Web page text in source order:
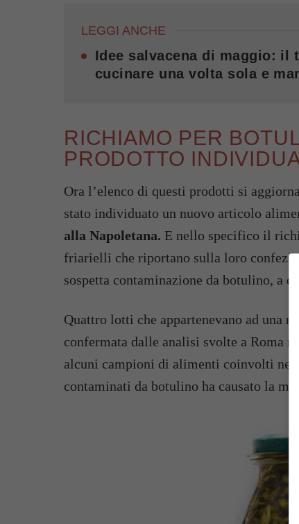
LEGGI ANCHE
Idee salvacena di maggio: il
cucinare una volta sola e
RICHIAMO PER
PRODOTTO
Ora l’elenco di questi prodotti si
stato individuato un nuovo articolo
alla Napoletana. E nello specifico il
friarielli che riportano sulla loro
sospetta contaminazione da botulino, a
Quattro lotti che appartenevano ad una
confermata dalle analisi svolte a Roma
alcuni campioni di alimenti coinvolti
contaminati da botulino ha causato la